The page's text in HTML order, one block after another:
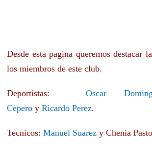
Desde esta pagina queremos destacar
los miembros de este club.
Deportistas: Oscar
Cepero y Ricardo Perez.
Tecnicos: Manuel Suarez y Chenia